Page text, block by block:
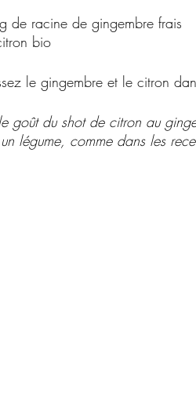
de racine de gingembre frais
bio
le gingembre et le citron
goût du shot de citron au
légume, comme dans les